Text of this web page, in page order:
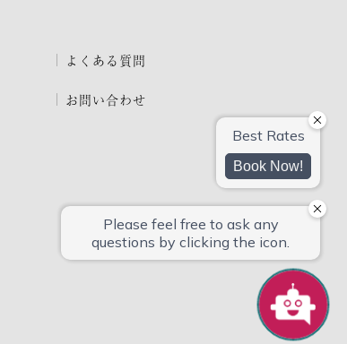
よくある質問
お問い合わせ